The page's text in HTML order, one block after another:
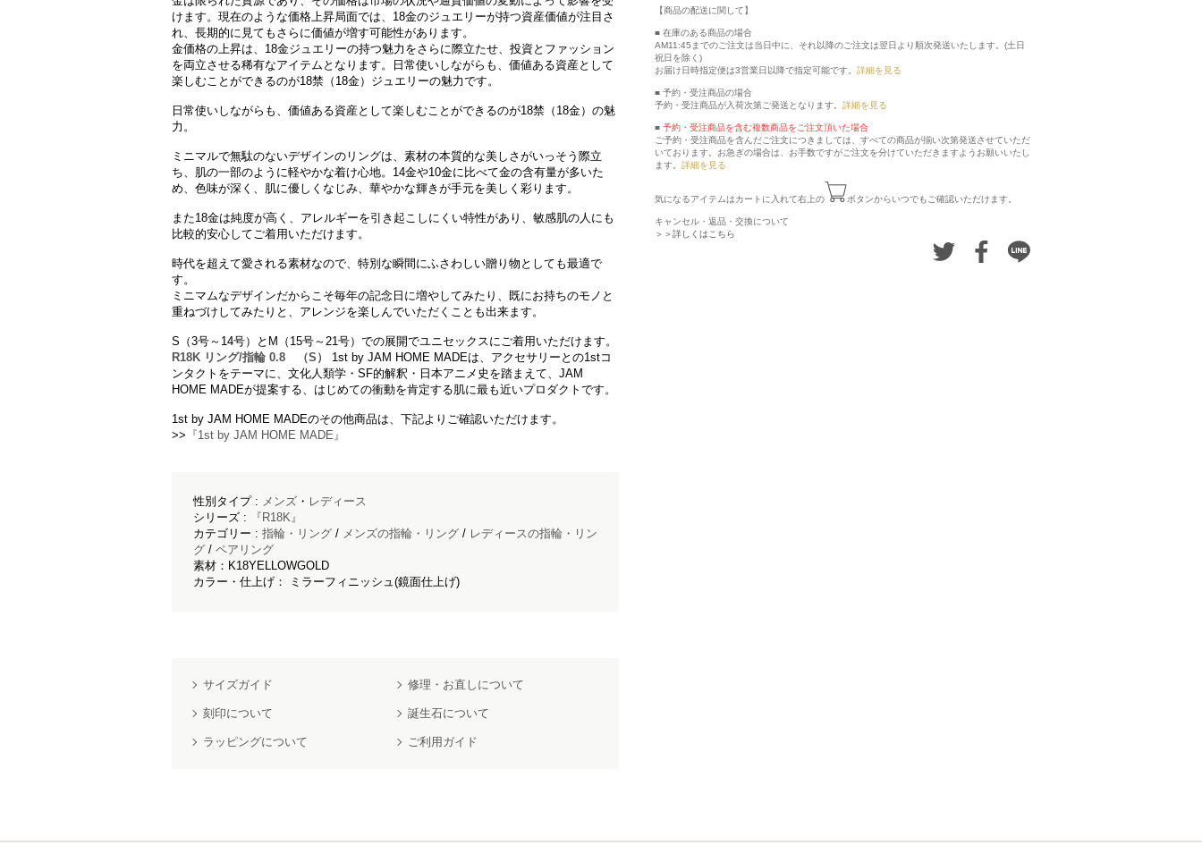
けます。現在のような価格上昇局面では、18金のジュエリーが持つ資産価値が注目さ
れ、長期的に見てもさらに価値が増す可能性があります。
金価格の上昇は、18金ジュエリーの持つ魅力をさらに際立たせ、投資とファッション
を両立させる稀有なアイテムとなります。日常使いしながらも、価値ある資産として
楽しむことができるのが18禁（18金）ジュエリーの魅力です。
日常使いしながらも、価値ある資産として楽しむことができるのが18禁（18金）の魅
力。
ミニマルで無駄のないデザインのリングは、素材の本質的な美しさがいっそう際立
ち、肌の一部のように軽やかな着け心地。14金や10金に比べて金の含有量が多いた
め、色味が深く、肌に優しくなじみ、華やかな輝きが手元を美しく彩ります。
また18金は純度が高く、アレルギーを引き起こしにくい特性があり、敏感肌の人にも
比較的安心してご着用いただけます。
時代を超えて愛される素材なので、特別な瞬間にふさわしい贈り物としても最適で
す。
ミニマムなデザインだからこそ毎年の記念日に増やしてみたり、既にお持ちのモノと
重ねづけしてみたりと、アレンジを楽しんでいただくことも出来ます。
S（3号～14号）とM（15号～21号）での展開でユニセックスにご着用いただけます。
R18K リング/指輪 0.8 （S）
1st by JAM HOME MADEは、アクセサリーとの1stコ
ンタクトをテーマに、文化人類学・SF的解釈・日本アニメ史を踏まえて、JAM
HOME MADEが提案する、はじめての衝動を肯定する肌に最も近いプロダクトです。
1st by JAM HOME MADEのその他商品は、下記よりご確認いただけます。
>> 『1st by JAM HOME MADE』
性別タイプ : メンズ ・ レディース
シリーズ :
『R18K』
カテゴリー : 指輪・リング / メンズの指輪・リング / レディースの指輪・リン
グ / ペアリング
素材：K18YELLOWGOLD
カラー・仕上げ： ミラーフィニッシュ(鏡面仕上げ)
サイズガイド 修理・お直しについて
刻印について 誕生石について
ラッピングについて ご利用ガイド
【商品の配送に関して】
■ 在庫のある商品の場合
AM11:45までのご注文は当日中に、それ以降のご注文は翌日より順次発送いたします。(土日
祝日を除く)
お届け日時指定便は3営業日以降で指定可能です。 詳細を見る
■ 予約・受注商品の場合
予約・受注商品が入荷次第ご発送となります。 詳細を見る
■ 予約・受注商品を含む複数商品をご注文頂いた場合
ご予約・受注商品を含んだご注文につきましては、すべての商品が揃い次第発送させていただ
いております。お急ぎの場合は、お手数ですがご注文を分けていただきますようお願いいたし
ます。 詳細を見る
気になるアイテムはカートに入れて右上の ボタンからいつでもご確認いただけます。
キャンセル・返品・交換について
＞＞詳しくはこちら